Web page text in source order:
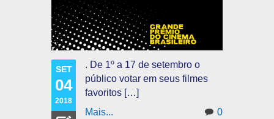
. De 1º a 17 de setembro o
público votar em seus filmes
favoritos […]
SET
04
2018
Mais... 0